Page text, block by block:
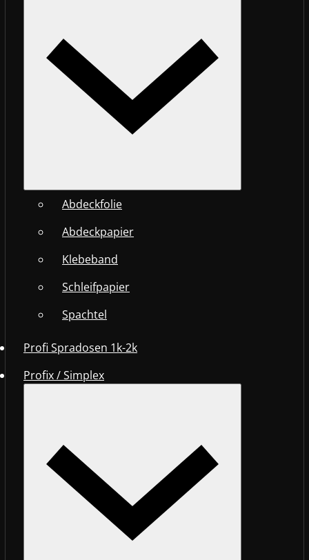
Abdeckfolie
Abdeckpapier
Klebeband
Schleifpapier
Spachtel
Profi Spradosen 1k-2k
Profix / Simplex